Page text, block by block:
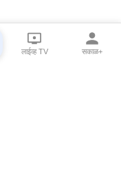
लाईव्ह TV सकाळ+